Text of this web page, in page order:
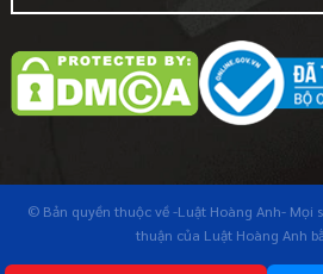
© Bản quyền thuộc về-Luật Hoàng Anh-Mọi
thuận của Luật Hoàng Anh